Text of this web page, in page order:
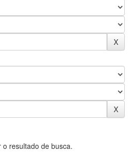
resultado de busca.